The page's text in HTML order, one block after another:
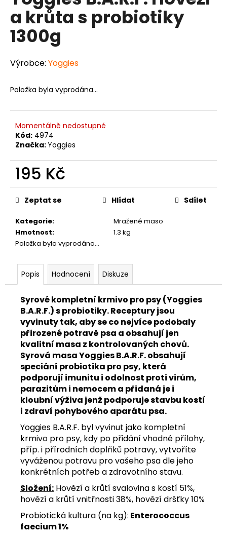
z
5
hvězdiček.
a krůta s probiotiky
1300g
Výrobce: Yoggies
Položka byla vyprodána…
Momentálně nedostupné
Kód: 4974
Značka:Yoggies
195 Kč
Měrná
cena:
Kategorie:
Mražené maso
Hmotnost:
1.3 kg
Položka byla vyprodána…
Zeptat se Hlídat Sdílet
Popis Hodnocení Diskuze
Syrové kompletní krmivo pro psy (Yoggies
B.A.R.F.) s probiotiky. Receptury jsou
vyvinuty tak, aby se co nejvíce podobaly
přirozené potravě psa a obsahují jen
kvalitní masa z kontrolovaných chovů.
Syrová masa Yoggies B.A.R.F. obsahují
speciání probiotika pro psy, která
podporují imunitu i odolnost proti virům,
parazitům i nemocem a přidaná je i
kloubní výživa jenž podporuje stavbu kostí
i zdraví pohybového aparátu psa.
Yoggies B.A.R.F. byl vyvinut jako kompletní
krmivo pro psy, kdy po přidání vhodné přílohy,
příp. i přírodních doplňků potravy, vytvoříte
vyváženou potravu pro vašeho psa dle jeho
konkrétních potřeb a zdravotního stavu.
Složení: Hovězí a krůtí svalovina s kostí 51%,
hovězí a krůtí vnitřnosti 38%, hovězí dršťky 10%
Probiotická kultura (na kg): Enterococcus
faecium 1%
a
j
í
?
D
o
p
o
u
č
u
e
KUŘE
HRUBOMLETÉ
CELÉ
KG
Kč